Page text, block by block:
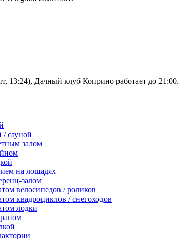
13:24), Дачный клуб Коприно работает до 21:00.
/ сауной
залом
на лошадях
залом
велосипедов / роликов
квадроциклов / снегоходов
лодки